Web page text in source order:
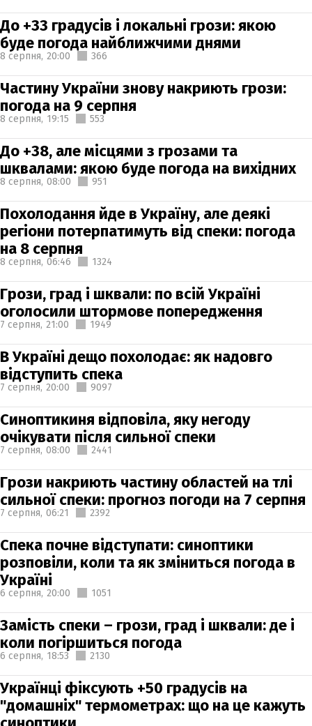
До +33 градусів і локальні грози: якою
буде погода найближчими днями
8 серпня, 20:00 366
Частину України знову накриють грози:
погода на 9 серпня
8 серпня, 19:15 553
До +38, але місцями з грозами та
шквалами: якою буде погода на вихідних
8 серпня, 08:00 951
Похолодання йде в Україну, але деякі
регіони потерпатимуть від спеки: погода
на 8 серпня
8 серпня, 06:46 1324
Грози, град і шквали: по всій Україні
оголосили штормове попередження
7 серпня, 21:00 1949
В Україні дещо похолодає: як надовго
відступить спека
7 серпня, 20:00 9097
Синоптикиня відповіла, яку негоду
очікувати після сильної спеки
7 серпня, 08:00 2441
Грози накриють частину областей на тлі
сильної спеки: прогноз погоди на 7 серпня
7 серпня, 06:21 2392
Спека почне відступати: синоптики
розповіли, коли та як зміниться погода в
Україні
6 серпня, 20:00 1051
Замість спеки – грози, град і шквали: де і
коли погіршиться погода
6 серпня, 18:53 2130
Українці фіксують +50 градусів на
"домашніх" термометрах: що на це кажуть